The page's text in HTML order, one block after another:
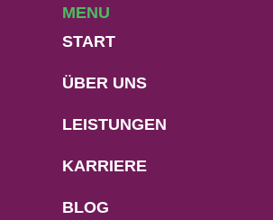
MENU
START
ÜBER UNS
LEISTUNGEN
KARRIERE
BLOG